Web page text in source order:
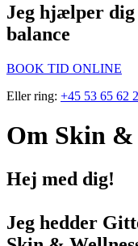
Jeg hjælper
balance
BOOK TID ONLINE
Eller ring: +45 53 65 62
Om Skin &
Hej med dig!
Jeg hedder